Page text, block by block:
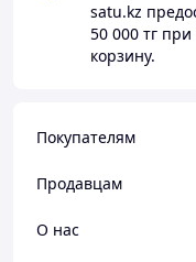
satu.kz
50 000 тг при
корзину.
Покупателям
Продавцам
О нас